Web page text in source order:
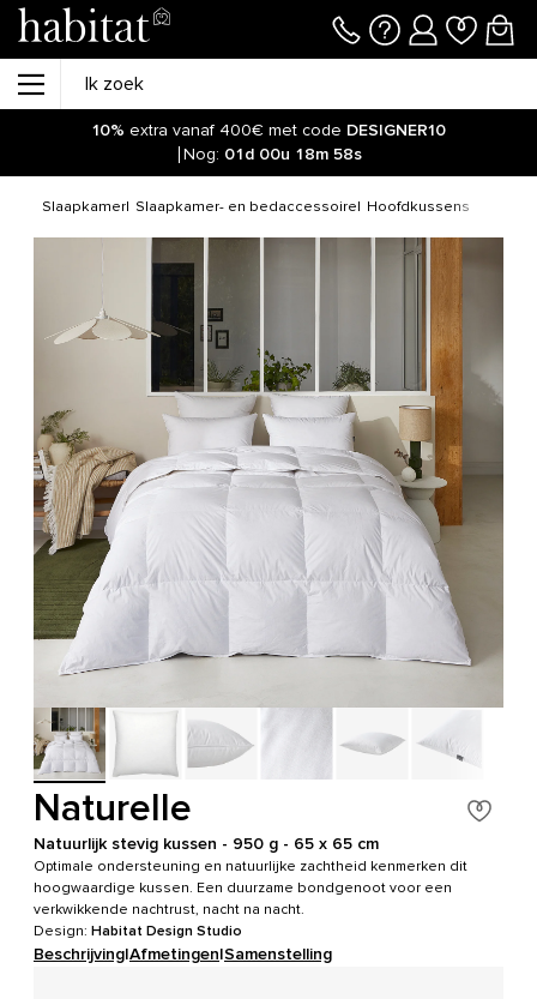
10% extra vanaf 400€ met code DESIGNER10
Nog: 01d 00u 18m 58s
Slaapkamer Slaapkamer- en bedaccessoire Hoofdkussens
Naturelle
Natuurlijk stevig kussen - 950 g - 65 x 65 cm
Optimale ondersteuning en natuurlijke zachtheid kenmerken dit
hoogwaardige kussen. Een duurzame bondgenoot voor een
verkwikkende nachtrust, nacht na nacht.
Design: Habitat Design Studio
Beschrijving|Afmetingen|Samenstelling